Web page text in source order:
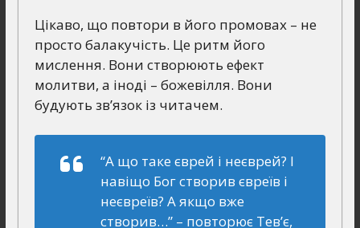
Цікаво, що повтори в його промовах – не
просто балакучість. Це ритм його
мислення. Вони створюють ефект
молитви, а іноді – божевілля. Вони
будують зв’язок із читачем.
“А що таке єврей і неєврей? І
навіщо Бог створив євреїв і
неєвреїв? А якщо вже
створив…”– повторює Тев’є,